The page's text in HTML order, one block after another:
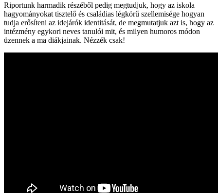
Riportunk harmadik részéből pedig megtudjuk, hogy az iskola
hagyományokat tisztelő és családias légkörű szellemisége hogyan
tudja erősíteni az idejárók identitását, de megmutatjuk azt is, hogy az
intézmény egykori neves tanulói mit, és milyen humoros módon
üzennek a ma diákjainak. Nézzék csak!